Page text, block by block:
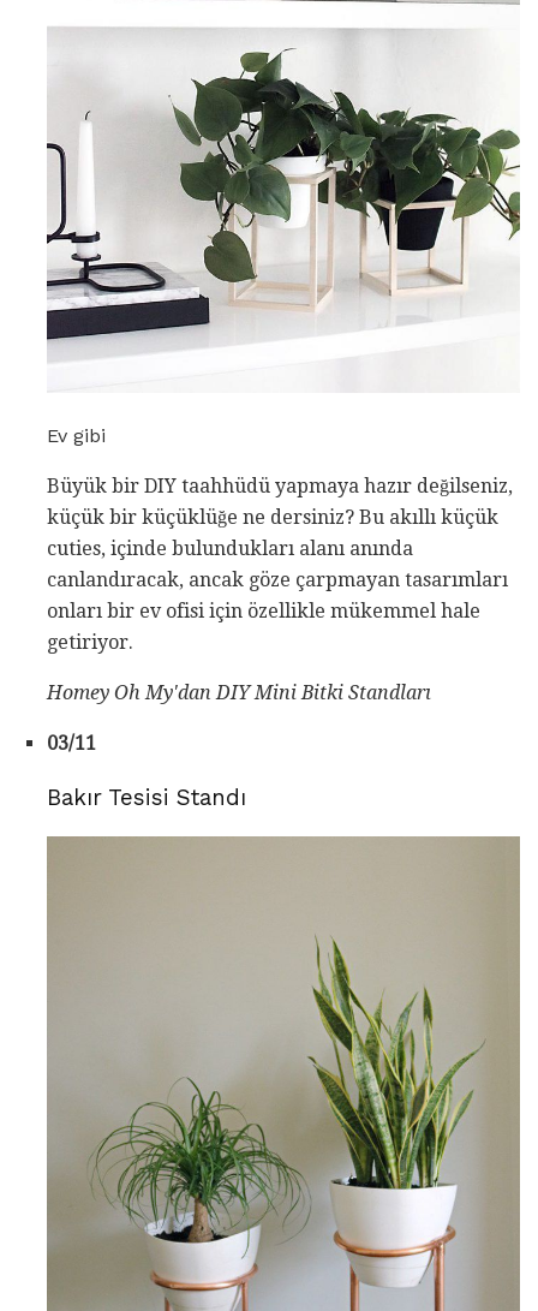
Ev gibi
Büyük bir DIY taahhüdü yapmaya hazır değilseniz,
küçük bir küçüklüğe ne dersiniz? Bu akıllı küçük
cuties, içinde bulundukları alanı anında
canlandıracak, ancak göze çarpmayan tasarımları
onları bir ev ofisi için özellikle mükemmel hale
getiriyor.
Homey Oh My'dan DIY Mini Bitki Standları
03/11
Bakır Tesisi Standı